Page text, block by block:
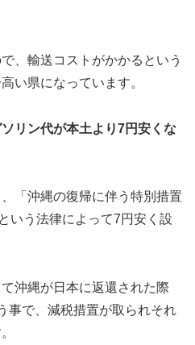
、輸送コストがかかるという
い県になっています。
リン代が本土より7円安くな
「沖縄の復帰に伴う特別措置
いう法律によって7円安く設
沖縄が日本に返還された際
事で、減税措置が取られそれ